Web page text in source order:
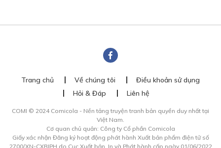
Trang chủ Về chúng tôi
Điều khoản sử dụng
Hỏi & Đáp
Liên hệ
COMI © 2024 Comicola - Nền tảng truyện tranh bản quyền duy nhất tại
Việt Nam.
Cơ quan chủ quản: Công ty Cổ phần Comicola
Giấy xác nhận Đăng ký hoạt động phát hành Xuất bản phẩm điện tử số
2700/XN-CXBIPH do Cục Xuất bản, In và Phát hành cấp ngày 01/06/2022